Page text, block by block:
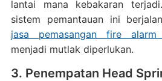
lantai mana kebakaran
sistem pemantauan ini
jasa pemasangan fire alarm
menjadi mutlak diperlukan.
3. Penempatan Head